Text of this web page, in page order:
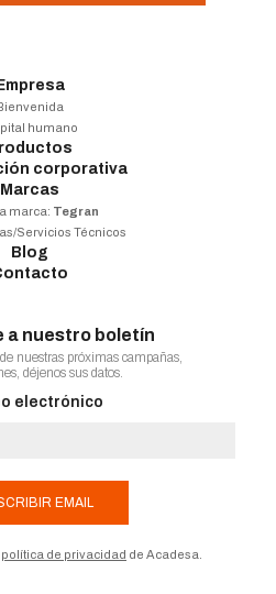
Empresa
humano
corporativa
Marcas
marca: Tegran
Servicios Técnicos
Blog
a nuestro boletín
nuestras próximas campañas,
déjenos sus datos.
electrónico
EMAIL
política de privacidad de Acadesa.